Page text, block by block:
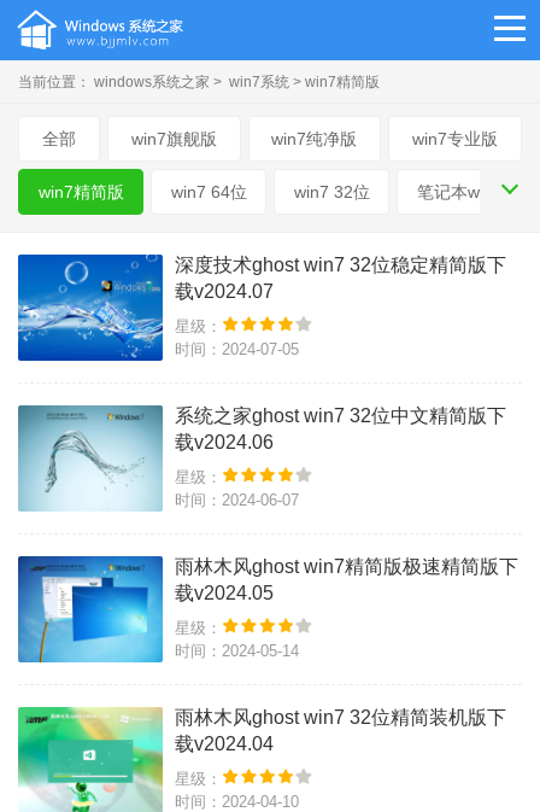
当前位置： windows系统之家 > win7系统 > win7精简版
全部 win7旗舰版 win7纯净版 win7专业版
win7精简版 win7 64位 win7 32位 笔记本win7
深度技术ghost win7 32位稳定精简版下
载v2024.07
星级：
时间：2024-07-05
系统之家ghost win7 32位中文精简版下
载v2024.06
星级：
时间：2024-06-07
雨林木风ghost win7精简版极速精简版下
载v2024.05
星级：
时间：2024-05-14
雨林木风ghost win7 32位精简装机版下
载v2024.04
星级：
时间：2024-04-10